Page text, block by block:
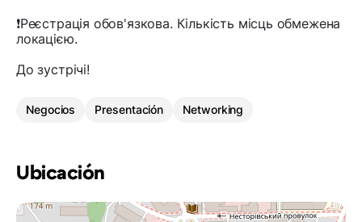
❗️Реєстрація обов'язкова. Кількість місць обмежена
локацією.
До зустрічі!
Negocios Presentación Networking
Ubicación